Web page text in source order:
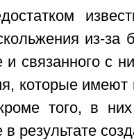
из-за
и связанного с
которые
того, в
в результате